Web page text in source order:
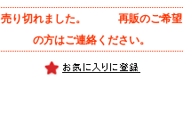
売り切れました。 再販のご希望
の方はご連絡ください。